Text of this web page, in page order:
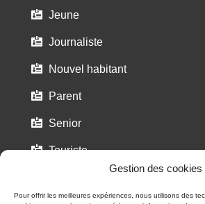
Gestion des cookies
Pour offrir les meilleures expériences, nous utilisons des
 Jeune
 Journaliste
 Nouvel habitant
 Parent
 Senior
 Touriste